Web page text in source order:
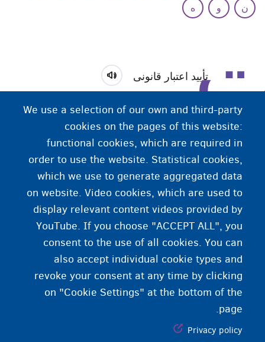
ن
و ه
تأیید اعتبار قانونی
فرايندی که اصالت یک مدرک را بررسی می‌کند. ین فرایند
رسماً تأیید می‌کند که امضاء و مهر یک مدرک، اصل است.
این فرايند ظاهر مدرک را بررسی می‌کند و صحت محتوای
مدرک را تایید نمی‌کند.
We use a selection of our own and third-party
cookies on the pages of this website:
functional cookies, which are required in
order to use the website. Statistical cookies,
which we use to generate aggregated data
on website. Video cookies, which are used to
display relevant content videos provided by
YouTube. If you choose "ACCEPT ALL", you
consent to the use of all cookies. You can
also accept individual cookie types and
revoke your consent at any time by clicking
on "Cookie Settings" at the bottom of the
page.
Privacy policy